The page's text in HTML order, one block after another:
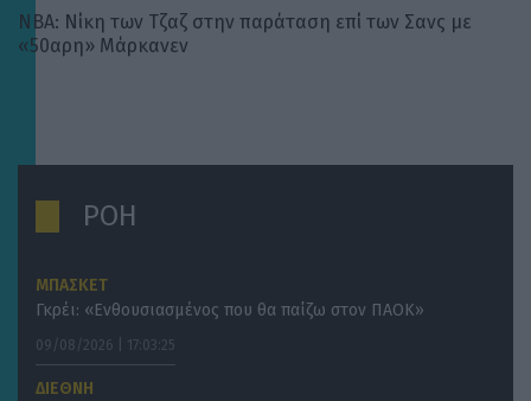
NBA: Νίκη των Τζαζ στην παράταση επί των Σανς με
«50αρη» Μάρκανεν
ΡΟΗ
ΜΠΑΣΚΕΤ
Γκρέι: «Ενθουσιασμένος που θα παίζω στον ΠΑΟΚ»
09/08/2026 | 17:03:25
ΔΙΕΘΝΗ